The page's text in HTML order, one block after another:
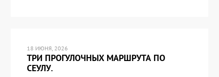
18 ИЮНЯ, 2026
ТРИ ПРОГУЛОЧНЫХ МАРШРУТА ПО
СЕУЛУ.